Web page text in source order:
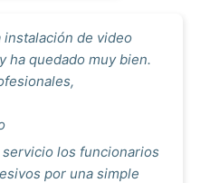
instalación de video
ha quedado muy bien.
los funcionarios
por una simple